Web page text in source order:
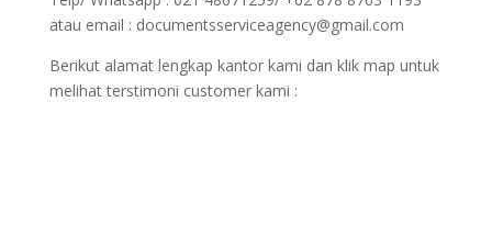
atau email : documentsserviceagency@gmail.com
Berikut alamat lengkap kantor kami dan klik map untuk
melihat terstimoni customer kami :